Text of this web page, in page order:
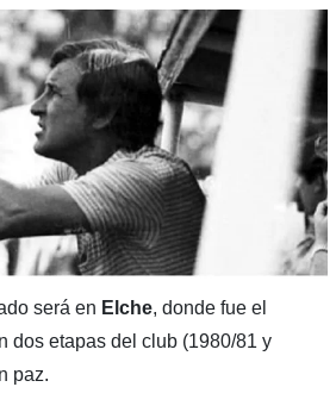
será en Elche, donde fue el
dos etapas del club (1980/81 y
paz.